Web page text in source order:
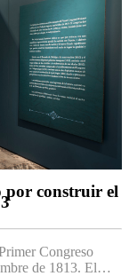
por construir el
Congreso
de 1813. El…